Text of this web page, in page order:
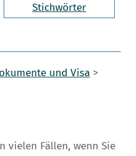
Stichwörter
und Visa >
vielen Fällen, wenn Sie